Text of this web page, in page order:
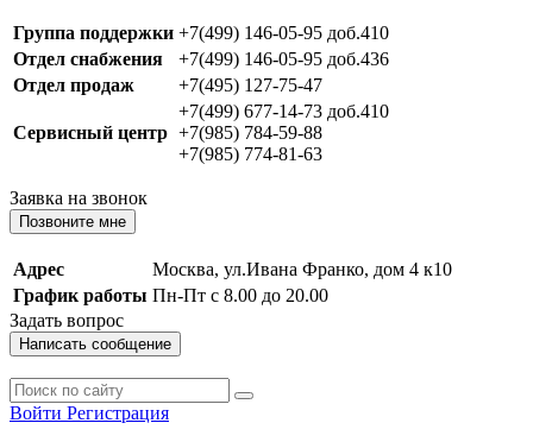
Группа поддержки +7(499) 146-05-95 доб.410
Отдел снабжения
+7(499) 146-05-95 доб.436
Отдел продаж
+7(495) 127-75-47
Сервисный центр
+7(499) 677-14-73 доб.410
+7(985) 784-59-88
+7(985) 774-81-63
Заявка на звонок
Позвоните мне
Адрес
Москва, ул.Ивана Франко, дом 4 к10
График работы Пн-Пт с 8.00 до 20.00
Задать вопрос
Написать сообщение
Войти Регистрация